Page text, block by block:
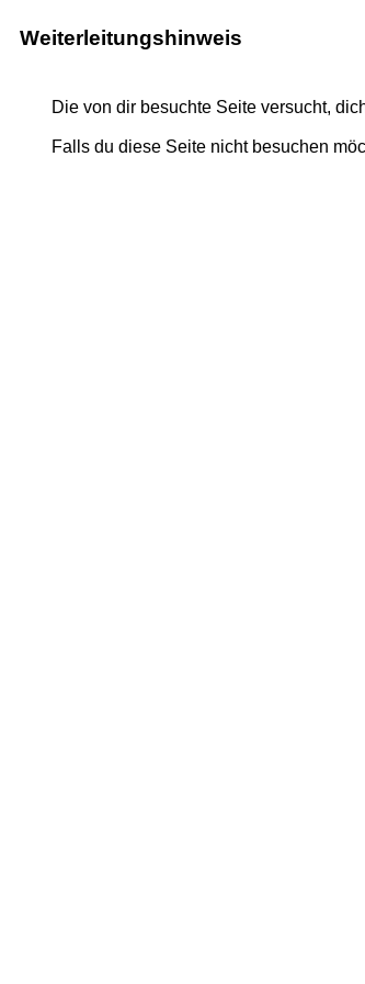
Weiterleitungshinweis
Die von dir besuchte Seite versucht,
Falls du diese Seite nicht besuchen